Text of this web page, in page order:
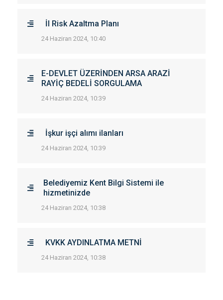
İl Risk Azaltma Planı
24 Haziran 2024, 10:40
E-DEVLET ÜZERİNDEN ARSA ARAZİ
RAYİÇ BEDELİ SORGULAMA
24 Haziran 2024, 10:39
İşkur işçi alımı ilanları
24 Haziran 2024, 10:39
Belediyemiz Kent Bilgi Sistemi ile
hizmetinizde
24 Haziran 2024, 10:38
KVKK AYDINLATMA METNİ
24 Haziran 2024, 10:38